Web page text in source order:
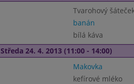
Tvarohový
banán
bílá káva
Středa 24. 4. 2013 (11:00 - 14:00)
Makovka
kefírové mléko